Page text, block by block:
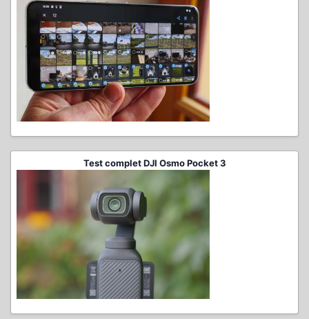
Test complet DJI Osmo Pocket 3